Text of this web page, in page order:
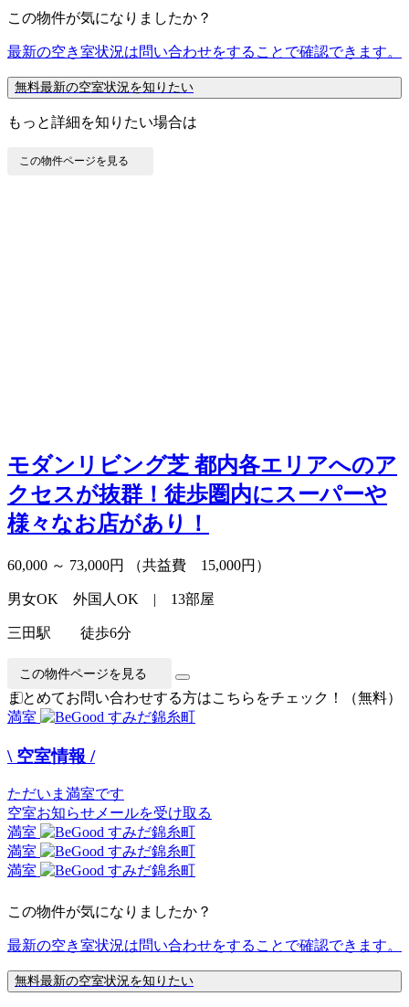
この物件が気になりましたか？
最新の空き室状況は問い合わせをすることで確認できます。
無料最新の空室状況を知りたい
もっと詳細を知りたい場合は
この物件ページを見る
モダンリビング芝 都内各エリアへのア
クセスが抜群！徒歩圏内にスーパーや
様々なお店があり！
60,000 ～ 73,000円 （共益費 15,000円）
男女OK 外国人OK | 13部屋
三田駅 徒歩6分
この物件ページを見る
まとめてお問い合わせする方はこちらをチェック！（無料）
満室
\ 空室情報 /
ただいま満室です
空室お知らせメールを受け取る
満室
満室
満室
この物件が気になりましたか？
最新の空き室状況は問い合わせをすることで確認できます。
無料最新の空室状況を知りたい